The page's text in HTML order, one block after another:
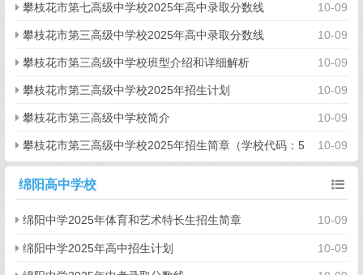
10-09
攀枝花市第七高级中学校2025年高中录取分数线
10-09
攀枝花市第三高级中学校2025年高中录取分数线
10-09
攀枝花市第三高级中学校班型介绍和详细解析
10-09
攀枝花市第三高级中学校2025年招生计划
10-09
攀枝花市第三高级中学校简介
10-09
攀枝花市第三高级中学校2025年招生简章（学校代码：5
绵阳高中学校
10-09
绵阳中学2025年体育和艺术特长生招生简章
10-09
绵阳中学2025年高中招生计划